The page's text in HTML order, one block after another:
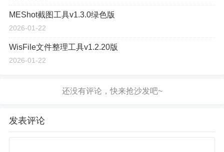
MEShot截图工具v1.3.0绿色版
2026-01-22
WisFile文件整理工具v1.2.20版
2026-01-22
发表评论